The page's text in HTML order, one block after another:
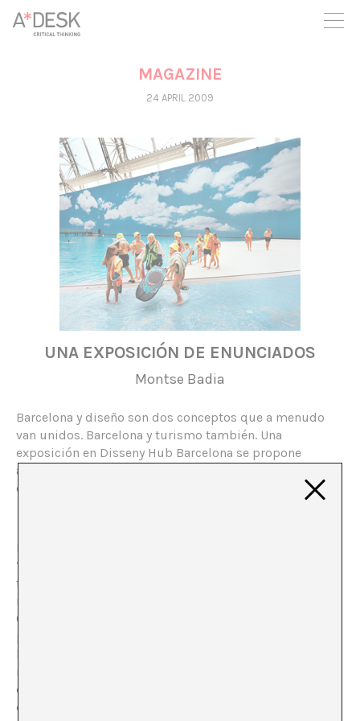
you believe in A*DESK, we need your backing to be able to
continue. You can now participate in the project by supporting
it. You can choose how much you want to contribute to the
You can decide how much you want to bring to the project.
MAGAZINE
24 APRIL 2009
UNA EXPOSICIÓN DE ENUNCIADOS
Montse Badia
Barcelona y diseño son dos conceptos que a menudo
van unidos. Barcelona y turismo también. Una
exposición en Disseny Hub Barcelona se propone
analizar el fenómeno del turismo y el papel que juega el
diseño en dicho fenómeno.
No cabe duda que Barcelona ha sabido inventarse y
“diseñarse” como marca. Un plan de marketing que
funcionó muy bien a principios de los años 90, con la
remodelación de la ciudad con motivo de los Juegos
Olímpicos del año 1992 y que no funcionó tan bien a
principios del siglo XXI, con la coartada del Forum de
las Culturas. Todos y cada uno de los meses del año,
miles de turistas llegan a la ciudad con el ánimo de
descubrir la playa y el sol, una ciudad amable y
cómoda, un modelo de plan urbanístico, la ciudad del